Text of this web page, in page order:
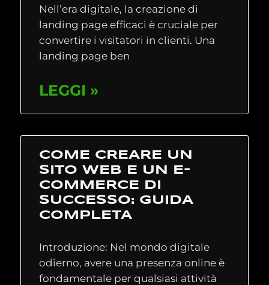
Nell’era digitale, la creazione di
landing page efficaci è cruciale per
convertire i visitatori in clienti. Una
landing page ben
LEGGI »
COME CREARE UN
SITO WEB E UN E-
COMMERCE DI
SUCCESSO: GUIDA
COMPLETA
Introduzione: Nel mondo digitale
odierno, avere una presenza online è
fondamentale per qualsiasi attività